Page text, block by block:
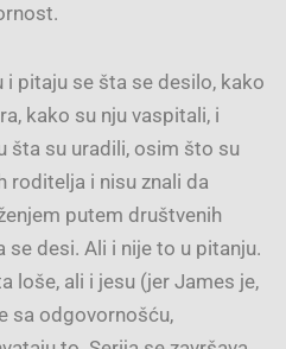
pitaju se šta se desilo, kako
kako su nju vaspitali, i
šta su uradili, osim što su
roditelja i nisu znali da
putem društvenih
desi. Ali i nije to u pitanju.
loše, ali i jesu (jer James je,
sa odgovornošću,